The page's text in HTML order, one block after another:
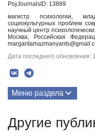
PsyJournalsID: 13889
магистр психологии,
социокультурных проблем
научный центр
Москва, Российская
Дата последнего обновления:
Меню раздела
Другие